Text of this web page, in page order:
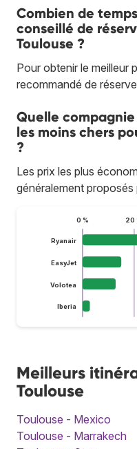
Combien de
conseillé de
Toulouse ?
Pour obtenir le meilleur
recommandé de
Quelle
les moins chers
?
Les prix les plus
généralement proposés
0 % 20
Ryanair
EasyJet
Volotea
Iberia
Meilleurs
Toulouse
Toulouse - Mexico
Toulouse - Marrakech